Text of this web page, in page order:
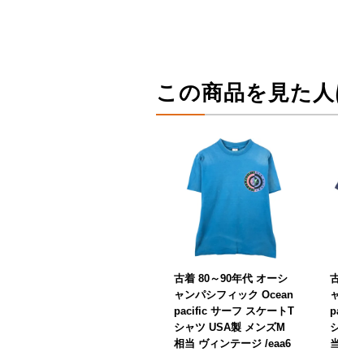
この商品を見た
古着 80～90年代 オーシ
ャンパシフィック Ocean
pacific サーフ スケートT
シャツ USA製 メンズM
相当 ヴィンテージ /eaa6